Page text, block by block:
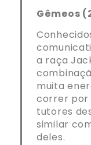
Gêmeos
a raça
muita
correr por
tutores
similar
deles.